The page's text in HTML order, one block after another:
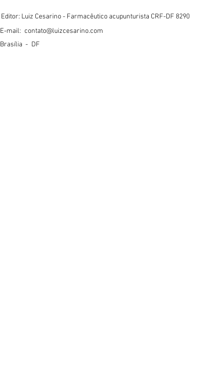
Editor: Luiz Cesarino - Farmacêutico acupunturista CRF-DF 8290
E-mail: contato@luizcesarino.com
Brasília - DF